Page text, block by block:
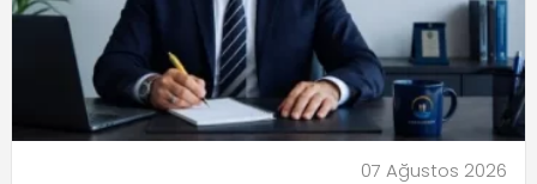
07 Ağustos 2026